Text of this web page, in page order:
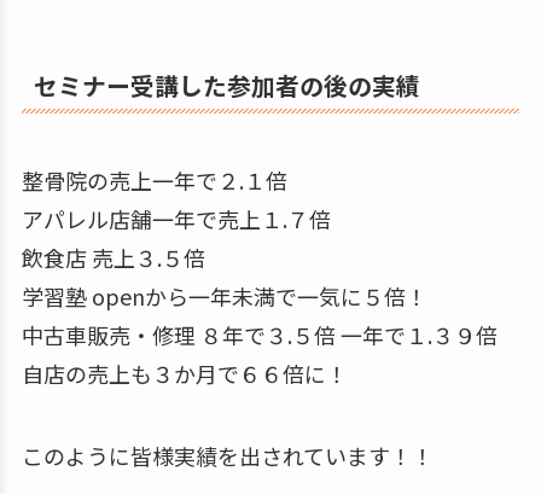
セミナー受講した参加者の後の実績
整骨院の売上一年で２.１倍
アパレル店舗一年で売上１.７倍
飲食店 売上３.５倍
学習塾 openから一年未満で一気に５倍！
中古車販売・修理 ８年で３.５倍 一年で１.３９倍
自店の売上も３か月で６６倍に！
このように皆様実績を出されています！！